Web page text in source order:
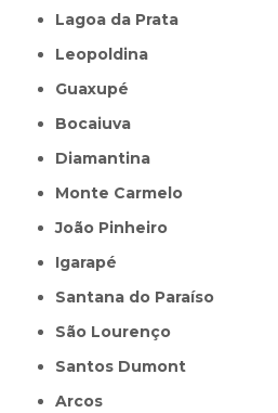
Lagoa da Prata
Leopoldina
Guaxupé
Bocaiuva
Diamantina
Monte Carmelo
João Pinheiro
Igarapé
Santana do Paraíso
São Lourenço
Santos Dumont
Arcos